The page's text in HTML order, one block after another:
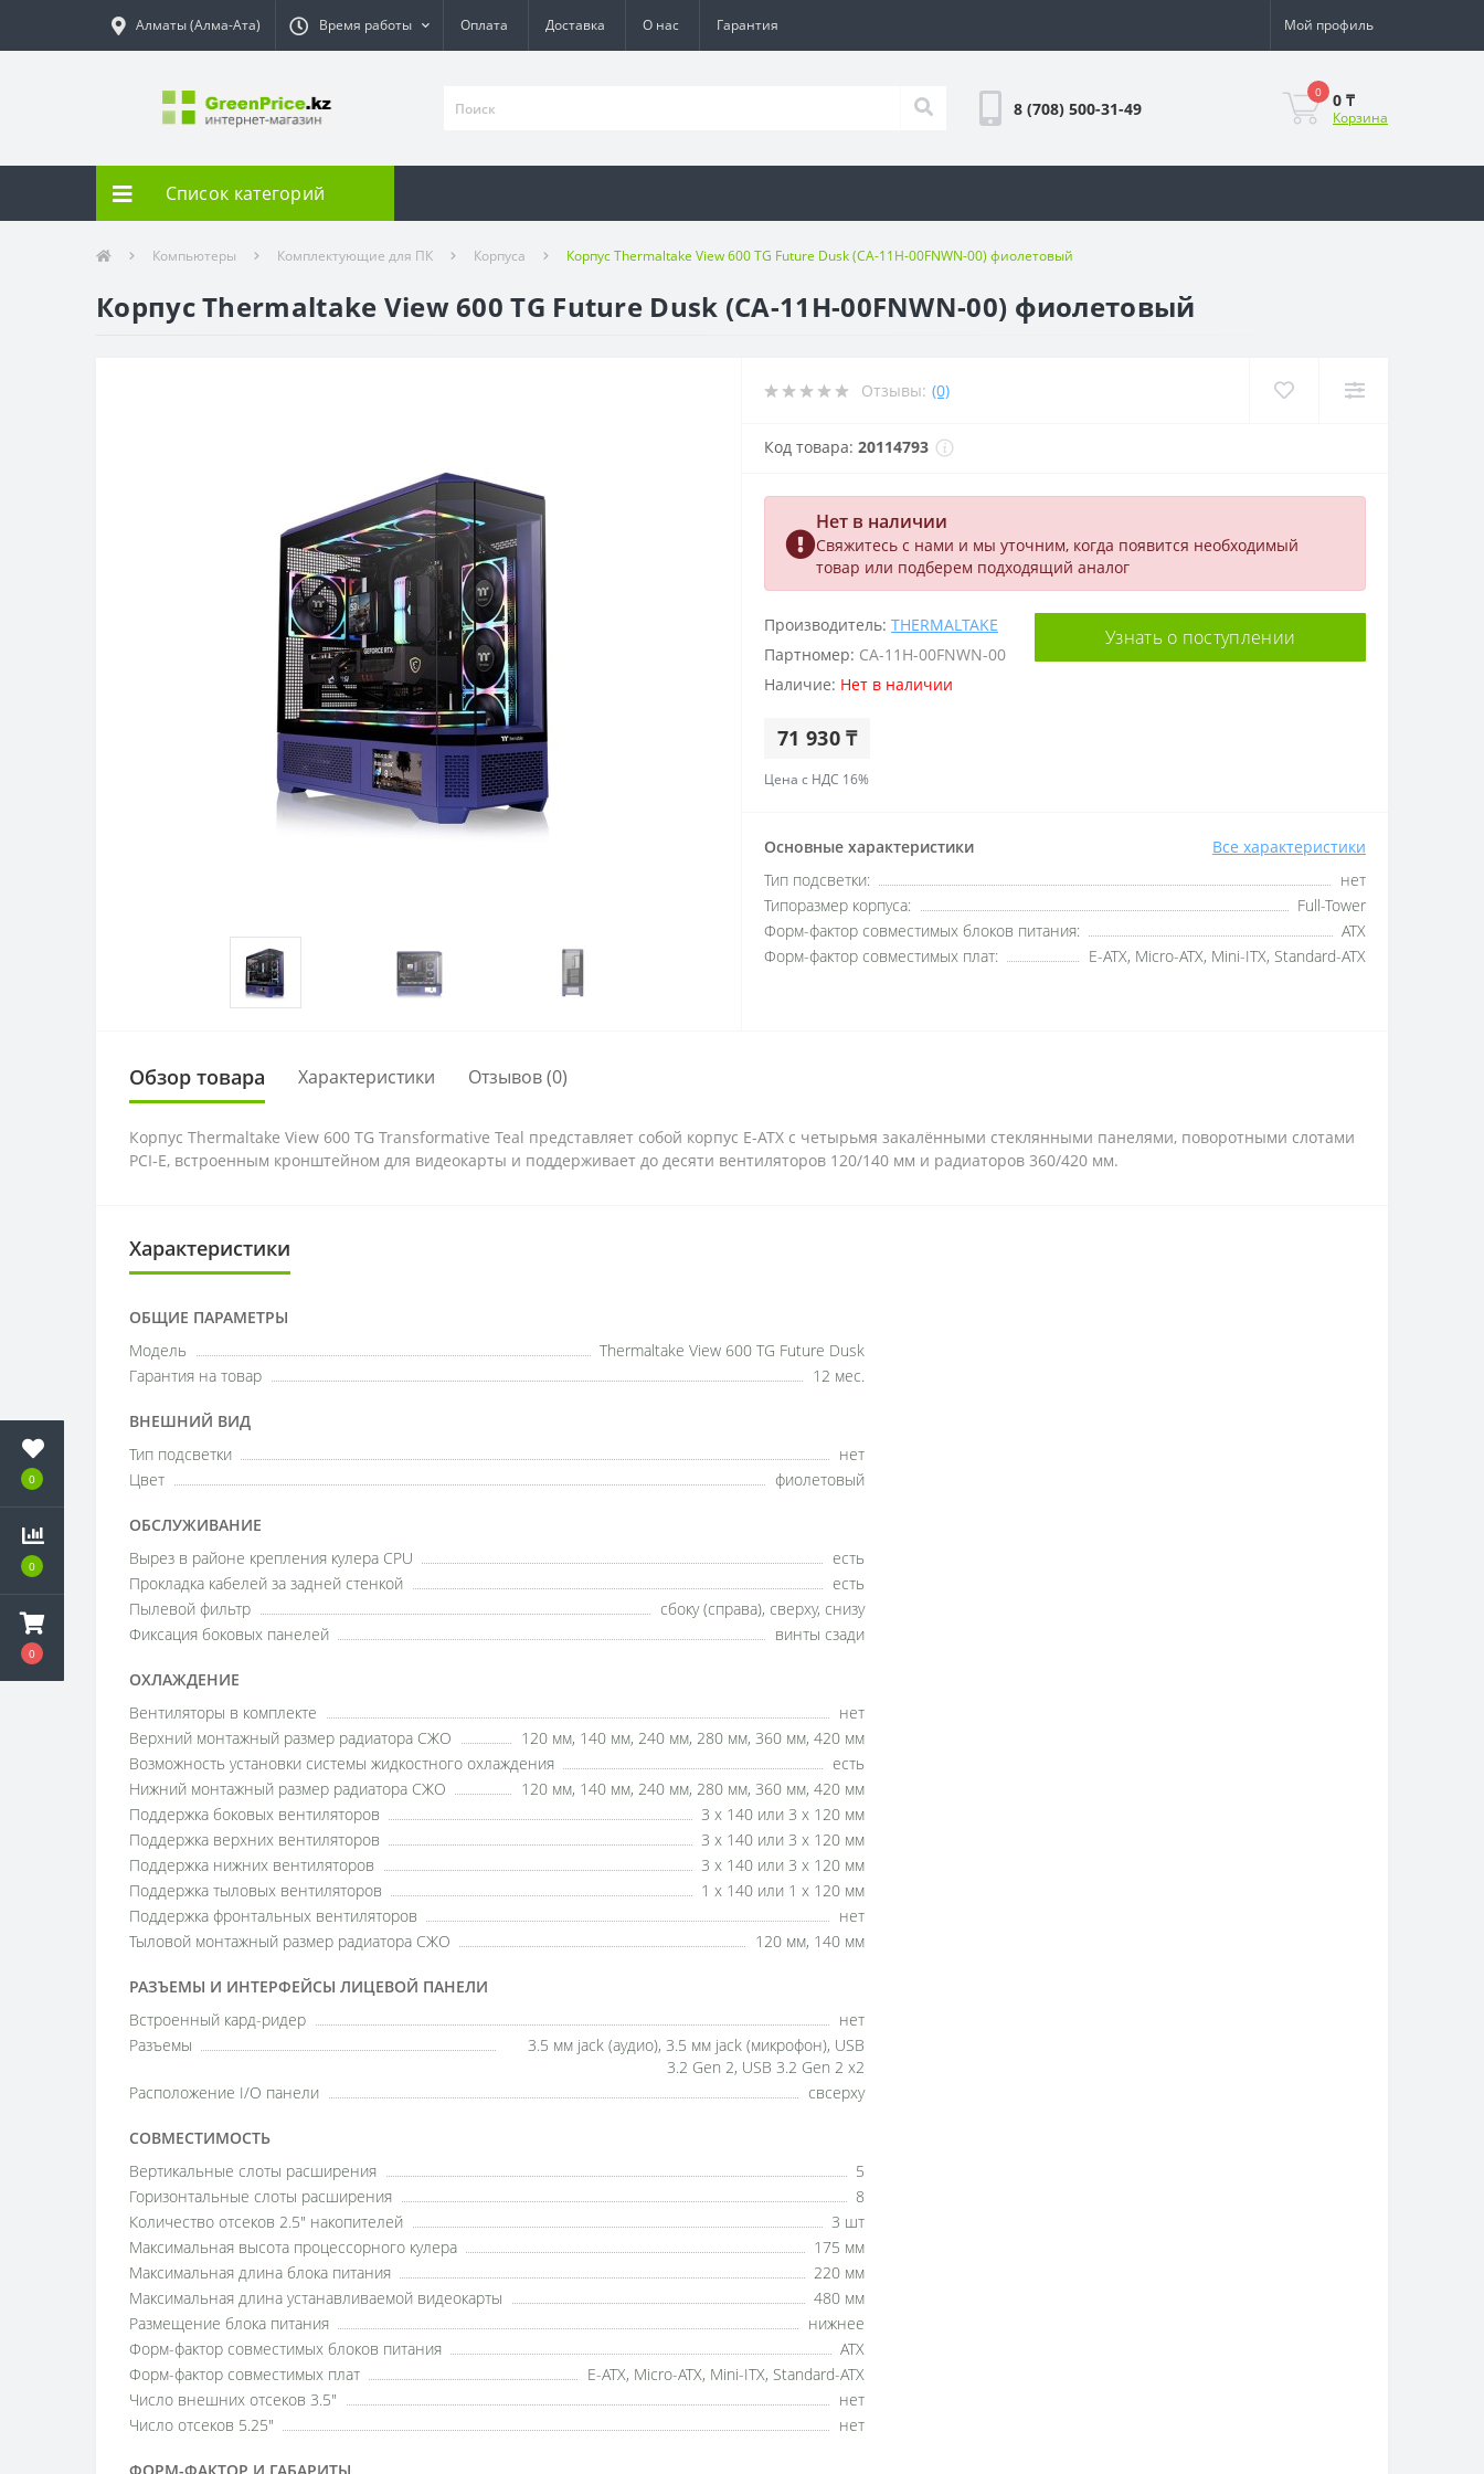
0
0
0
Алматы (Алма-Ата) Время работы Оплата Доставка О нас Гарантия Мой профиль
8 (708) 500-31-49
0 0 ₸
Корзина
Список категорий
Компьютеры Комплектующие для ПК Корпуса Корпус Thermaltake View 600 TG Future Dusk (CA-11H-00FNWN-00) фиолетовый
Корпус Thermaltake View 600 TG Future Dusk (CA-11H-00FNWN-00) фиолетовый
Отзывы: (0)
Код товара: 20114793
Нет в наличии
Свяжитесь с нами и мы уточним, когда появится необходимый
товар или подберем подходящий аналог
Производитель: THERMALTAKE
Партномер: CA-11H-00FNWN-00
Наличие: Нет в наличии
71 930 ₸
Цена с НДС 16%
Узнать о поступлении
Основные характеристики Все характеристики
Тип подсветки:
нет
Типоразмер корпуса:
Full-Tower
Форм-фактор совместимых блоков питания:
ATX
Форм-фактор совместимых плат:
E-ATX, Micro-ATX, Mini-ITX, Standard-ATX
Обзор товара Характеристики Отзывов (0)
Корпус Thermaltake View 600 TG Transformative Teal представляет собой корпус E-ATX с четырьмя закалёнными стеклянными панелями, поворотными слотами
PCI-E, встроенным кронштейном для видеокарты и поддерживает до десяти вентиляторов 120/140 мм и радиаторов 360/420 мм.
Характеристики
ОБЩИЕ ПАРАМЕТРЫ
Модель
Thermaltake View 600 TG Future Dusk
Гарантия на товар
12 мес.
ВНЕШНИЙ ВИД
Тип подсветки
нет
Цвет
фиолетовый
ОБСЛУЖИВАНИЕ
Вырез в районе крепления кулера CPU
есть
Прокладка кабелей за задней стенкой
есть
Пылевой фильтр
сбоку (справа), сверху, снизу
Фиксация боковых панелей
винты сзади
ОХЛАЖДЕНИЕ
Вентиляторы в комплекте
нет
Верхний монтажный размер радиатора СЖО
120 мм, 140 мм, 240 мм, 280 мм, 360 мм, 420 мм
Возможность установки системы жидкостного охлаждения
есть
Нижний монтажный размер радиатора СЖО
120 мм, 140 мм, 240 мм, 280 мм, 360 мм, 420 мм
Поддержка боковых вентиляторов
3 x 140 или 3 x 120 мм
Поддержка верхних вентиляторов
3 x 140 или 3 x 120 мм
Поддержка нижних вентиляторов
3 x 140 или 3 x 120 мм
Поддержка тыловых вентиляторов
1 x 140 или 1 x 120 мм
Поддержка фронтальных вентиляторов
нет
Тыловой монтажный размер радиатора СЖО
120 мм, 140 мм
РАЗЪЕМЫ И ИНТЕРФЕЙСЫ ЛИЦЕВОЙ ПАНЕЛИ
Встроенный кард-ридер
нет
Разъемы
3.5 мм jack (аудио), 3.5 мм jack (микрофон), USB
3.2 Gen 2, USB 3.2 Gen 2 х2
Расположение I/O панели
свсерху
СОВМЕСТИМОСТЬ
Вертикальные слоты расширения
5
Горизонтальные слоты расширения
8
Количество отсеков 2.5" накопителей
3 шт
Максимальная высота процессорного кулера
175 мм
Максимальная длина блока питания
220 мм
Максимальная длина устанавливаемой видеокарты
480 мм
Размещение блока питания
нижнее
Форм-фактор совместимых блоков питания
ATX
Форм-фактор совместимых плат
E-ATX, Micro-ATX, Mini-ITX, Standard-ATX
Число внешних отсеков 3.5"
нет
Число отсеков 5.25"
нет
ФОРМ-ФАКТОР И ГАБАРИТЫ